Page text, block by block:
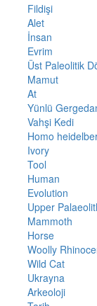
Fildişi
Alet
İnsan
Evrim
Üst Paleolitik
Mamut
At
Yünlü
Vahşi Kedi
Homo
Ivory
Tool
Human
Evolution
Upper
Mammoth
Horse
Woolly
Wild Cat
Ukrayna
Arkeoloji